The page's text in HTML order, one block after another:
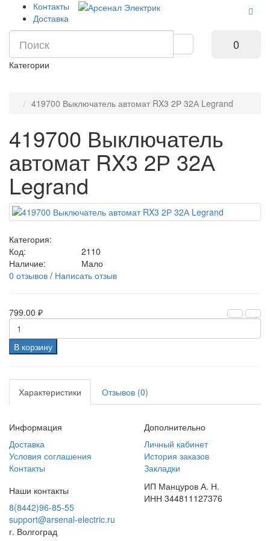
Контакты
Доставка
0
Категории
419700 Выключатель автомат RX3 2Р 32А Legrand
419700 Выключатель
автомат RX3 2Р 32А
Legrand
Категория:
Код:
2110
Наличие:
Мало
0 отзывов / Написать отзыв
799.00 ₽
В корзину
Характеристики Отзывов (0)
Информация
Доставка
Условия соглашения
Контакты
Дополнительно
Личный кабинет
История заказов
Закладки
Наши контакты
8(8442)96-85-55
support@arsenal-electric.ru
г. Волгоград
ИП Манцуров А. Н.
ИНН 344811127376